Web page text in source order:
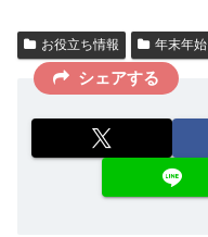
お役立ち情報 年末年始
シェアする